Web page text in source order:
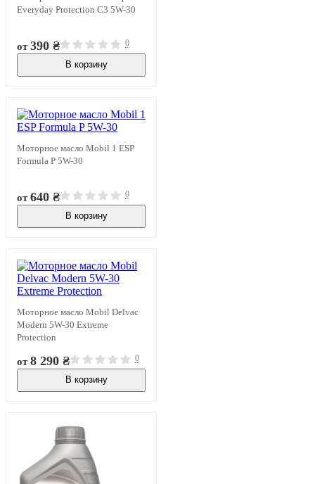
Everyday Protection C3 5W-30
от390 ₴ 0
В корзину
Моторное масло Mobil 1 ESP
Formula P 5W-30
от640 ₴ 0
В корзину
Моторное масло Mobil Delvac
Modern 5W-30 Extreme
Protection
от8 290 ₴ 0
В корзину